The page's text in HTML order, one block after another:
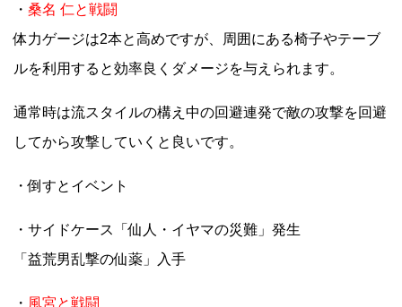
・ 桑名 仁と戦闘
体力ゲージは2本と高めですが、周囲にある椅子やテーブ
ルを利用すると効率良くダメージを与えられます。
通常時は流スタイルの構え中の回避連発で敵の攻撃を回避
してから攻撃していくと良いです。
・倒すとイベント
・サイドケース「仙人・イヤマの災難」発生
「益荒男乱撃の仙薬」入手
・ 風宮と戦闘